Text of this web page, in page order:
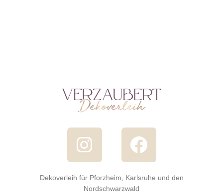
Dekoverleih für Pforzheim, Karlsruhe und den
Nordschwarzwald